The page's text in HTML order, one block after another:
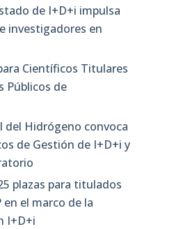
de I+D+i impulsa
investigadores en
Científicos Titulares
Públicos de
del Hidrógeno convoca
de Gestión de I+D+i y
plazas para titulados
el marco de la
I+D+i